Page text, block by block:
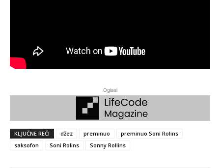
Oglasi
KLJUČNE REČI džez preminuo
preminuo Soni Rolins
saksofon
Soni Rolins Sonny Rollins